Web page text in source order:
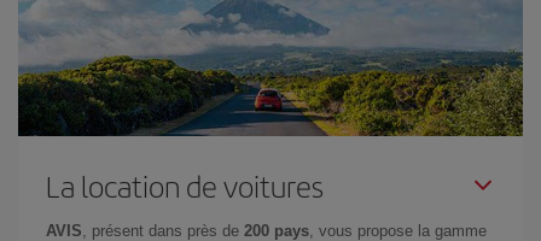
La location de voitures
AVIS , présent dans près de 200 pays , vous propose la gamme